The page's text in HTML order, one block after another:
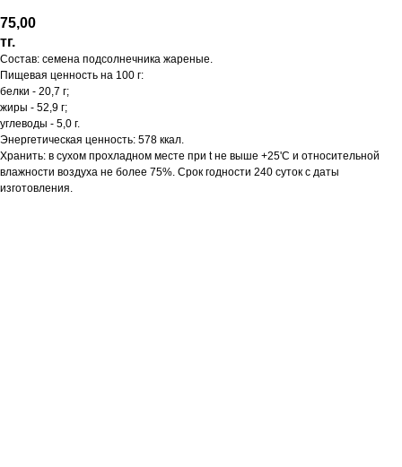
75,00
тг.
Состав: семена подсолнечника жареные.
Пищевая ценность на 100 г:
белки - 20,7 г;
жиры - 52,9 г;
углеводы - 5,0 г.
Энергетическая ценность: 578 ккал.
Хранить: в сухом прохладном месте при t не выше +25'C и относительной
влажности воздуха не более 75%. Срок годности 240 суток с даты
изготовления.